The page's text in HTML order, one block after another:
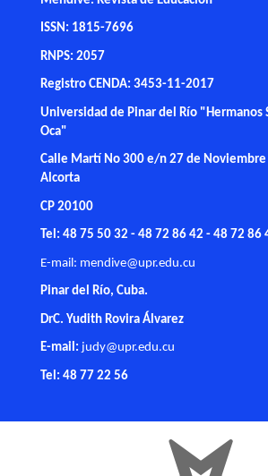
ISSN: 1815-7696
RNPS: 2057
Registro CENDA: 3453-11-2017
Universidad de Pinar del Río "Hermanos
Oca"
Calle Martí No 300 e/n 27 de Noviembre
Alcorta
CP 20100
Tel: 48 75 50 32 - 48 72 86 42 - 48 72 86
E-mail: mendive@upr.edu.cu
Pinar del Río, Cuba.
DrC. Yudith Rovira Álvarez
E-mail: judy@upr.edu.cu
Tel: 48 77 22 56